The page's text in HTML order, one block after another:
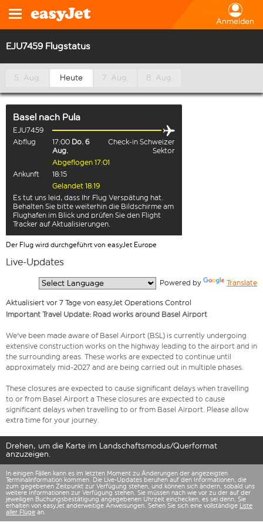
Anmelden
EJU7459 Flugstatus
5. Aug. Heute 7. Aug. 8. Aug.
Basel nach Pula
EJU7459
Abflug
17:00 Do. 6
Aug.
Check-in Schweizer
Sektor
Abgeflogen 17:01
Ankunft
18:15
Gelandet 18:19
Es tut uns leid, dass Ihr Flug Verspätung hat.
Behalten Sie bitte weiterhin die Bildschirme am
Flughafen im Blick und prüfen Sie den Flight
Tracker auf Aktualisierungen.
Der Flug wird durchgeführt von easyJet Europe
Live-Updates
Powered by Translate
Aktualisiert vor 7 Tage von easyJet Operations Control
Important Travel Update: Road works around Basel Airport
We've been made aware of Basel Airport (BSL) is currently undergoing
extensive construction works on the highway leading to the airport and in
the surrounding areas. These works are expected to continue until
approximately mid-2027 and are being carried out in multiple phases.
These closures are expected to cause significant delays when travelling
to or from Basel Airport a These closures are expected to cause
significant delays when travelling to or from Basel Airport. Please allow
extra time for your journey.
Drehen, um die Karte im Landschaftsmodus/Querformat
anzuzeigen.
In einigen Fällen kann es im letzten Moment zu Änderungen der angezeigten
Terminalinformation kommen. Die Live-Updates beruhen auf den Informationen, die
zum gegebenen Zeitpunkt zur Verfügung stehen, und können sich ändern, sobald uns
weitere Informationen zur Verfügung stehen. Sie müssen nach wie vor zu der auf der
jeweiligen Buchungsbestätigung angegebenen Uhrzeit einchecken, es sei denn, Sie
erhalten von easyJet anderweitige Anweisungen. Sehen Sie sich eine vollständige Liste
aller Flüge an.